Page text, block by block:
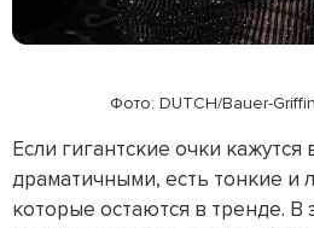
Фото: DUTCH/Bauer-
Если гигантские очки
драматичными, есть тонкие и
которые остаются в тренде. В